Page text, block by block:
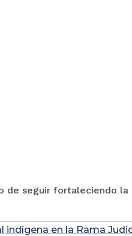
de seguir fortaleciendo la
en la Rama